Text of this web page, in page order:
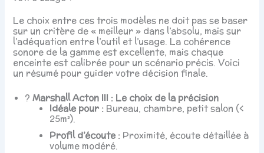
Le choix entre ces trois modèles ne doit pas se baser
sur un critère de « meilleur » dans l’absolu, mais sur
l’adéquation entre l’outil et l’usage. La cohérence
sonore de la gamme est excellente, mais chaque
enceinte est calibrée pour un scénario précis. Voici
un résumé pour guider votre décision finale.
?Marshall Acton III : Le choix de la précision
Idéale pour : Bureau, chambre, petit salon (<
25m²).
Profil d’écoute : Proximité, écoute détaillée à
volume modéré.